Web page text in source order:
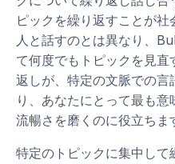
ピックを繰り返すことが
人と話すのとは異なり、
て何度でもトピックを見直
返しが、特定の文脈での
り、あなたにとって最も意
流暢さを磨くのに役立ちま
特定のトピックに集中し